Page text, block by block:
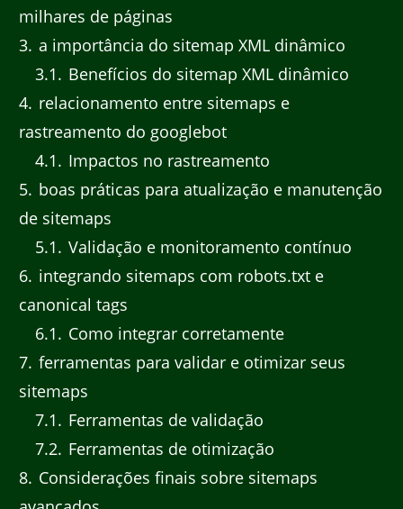
milhares de páginas
3 a importância do sitemap XML dinâmico
3.1
Benefícios do sitemap XML dinâmico
4 relacionamento entre sitemaps e
rastreamento do googlebot
4.1
Impactos no rastreamento
5 boas práticas para atualização e manutenção
de sitemaps
5.1
Validação e monitoramento contínuo
6 integrando sitemaps com robots.txt e
canonical tags
6.1
Como integrar corretamente
7 ferramentas para validar e otimizar seus
sitemaps
7.1
Ferramentas de validação
7.2 Ferramentas de otimização
8 Considerações finais sobre sitemaps